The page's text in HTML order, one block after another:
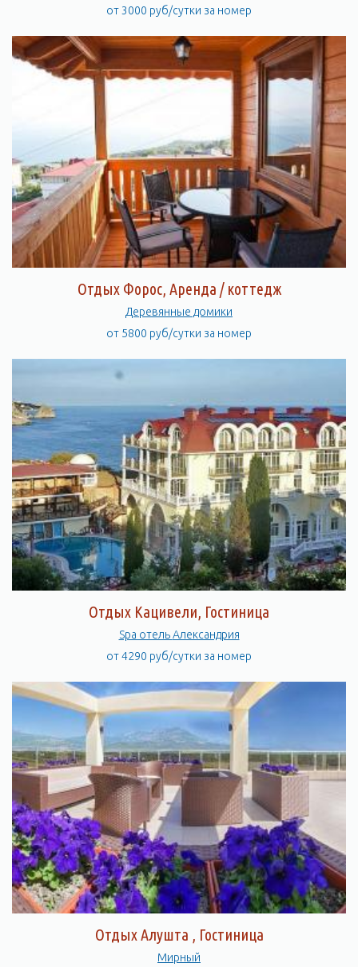
от 3000 руб/сутки за номер
Отдых Форос, Аренда / коттедж
Деревянные домики
от 5800 руб/сутки за номер
Отдых Кацивели, Гостиница
Spa отель Александрия
от 4290 руб/сутки за номер
Отдых Алушта , Гостиница
Мирный